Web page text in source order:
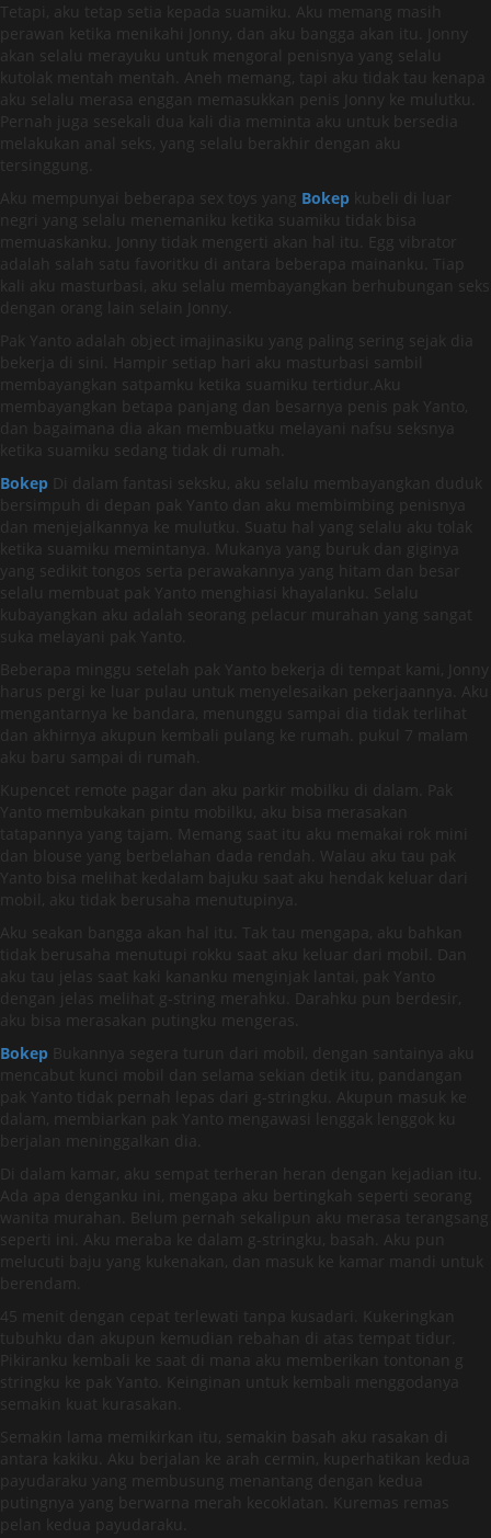
Tetapi, aku tetap setia kepada suamiku. Aku memang masih
perawan ketika menikahi Jonny, dan aku bangga akan itu. Jonny
akan selalu merayuku untuk mengoral penisnya yang selalu
kutolak mentah mentah. Aneh memang, tapi aku tidak tau kenapa
aku selalu merasa enggan memasukkan penis Jonny ke mulutku.
Pernah juga sesekali dua kali dia meminta aku untuk bersedia
melakukan anal seks, yang selalu berakhir dengan aku
tersinggung.
Aku mempunyai beberapa sex toys yang Bokep kubeli di luar
negri yang selalu menemaniku ketika suamiku tidak bisa
memuaskanku. Jonny tidak mengerti akan hal itu. Egg vibrator
adalah salah satu favoritku di antara beberapa mainanku. Tiap
kali aku masturbasi, aku selalu membayangkan berhubungan seks
dengan orang lain selain Jonny.
Pak Yanto adalah object imajinasiku yang paling sering sejak dia
bekerja di sini. Hampir setiap hari aku masturbasi sambil
membayangkan satpamku ketika suamiku tertidur.Aku
membayangkan betapa panjang dan besarnya penis pak Yanto,
dan bagaimana dia akan membuatku melayani nafsu seksnya
ketika suamiku sedang tidak di rumah.
Bokep Di dalam fantasi seksku, aku selalu membayangkan duduk
bersimpuh di depan pak Yanto dan aku membimbing penisnya
dan menjejalkannya ke mulutku. Suatu hal yang selalu aku tolak
ketika suamiku memintanya. Mukanya yang buruk dan giginya
yang sedikit tongos serta perawakannya yang hitam dan besar
selalu membuat pak Yanto menghiasi khayalanku. Selalu
kubayangkan aku adalah seorang pelacur murahan yang sangat
suka melayani pak Yanto.
Beberapa minggu setelah pak Yanto bekerja di tempat kami, Jonny
harus pergi ke luar pulau untuk menyelesaikan pekerjaannya. Aku
mengantarnya ke bandara, menunggu sampai dia tidak terlihat
dan akhirnya akupun kembali pulang ke rumah. pukul 7 malam
aku baru sampai di rumah.
Kupencet remote pagar dan aku parkir mobilku di dalam. Pak
Yanto membukakan pintu mobilku, aku bisa merasakan
tatapannya yang tajam. Memang saat itu aku memakai rok mini
dan blouse yang berbelahan dada rendah. Walau aku tau pak
Yanto bisa melihat kedalam bajuku saat aku hendak keluar dari
mobil, aku tidak berusaha menutupinya.
Aku seakan bangga akan hal itu. Tak tau mengapa, aku bahkan
tidak berusaha menutupi rokku saat aku keluar dari mobil. Dan
aku tau jelas saat kaki kananku menginjak lantai, pak Yanto
dengan jelas melihat g-string merahku. Darahku pun berdesir,
aku bisa merasakan putingku mengeras.
Bokep Bukannya segera turun dari mobil, dengan santainya aku
mencabut kunci mobil dan selama sekian detik itu, pandangan
pak Yanto tidak pernah lepas dari g-stringku. Akupun masuk ke
dalam, membiarkan pak Yanto mengawasi lenggak lenggok ku
berjalan meninggalkan dia.
Di dalam kamar, aku sempat terheran heran dengan kejadian itu.
Ada apa denganku ini, mengapa aku bertingkah seperti seorang
wanita murahan. Belum pernah sekalipun aku merasa terangsang
seperti ini. Aku meraba ke dalam g-stringku, basah. Aku pun
melucuti baju yang kukenakan, dan masuk ke kamar mandi untuk
berendam.
45 menit dengan cepat terlewati tanpa kusadari. Kukeringkan
tubuhku dan akupun kemudian rebahan di atas tempat tidur.
Pikiranku kembali ke saat di mana aku memberikan tontonan g
stringku ke pak Yanto. Keinginan untuk kembali menggodanya
semakin kuat kurasakan.
Semakin lama memikirkan itu, semakin basah aku rasakan di
antara kakiku. Aku berjalan ke arah cermin, kuperhatikan kedua
payudaraku yang membusung menantang dengan kedua
putingnya yang berwarna merah kecoklatan. Kuremas remas
pelan kedua payudaraku.